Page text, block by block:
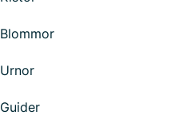
Blommor
Urnor
Guider